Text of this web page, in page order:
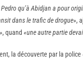
qu’à Abidjan a pour
dans le trafic de drogue»,
, quand «une autre partie
la découverte par la police